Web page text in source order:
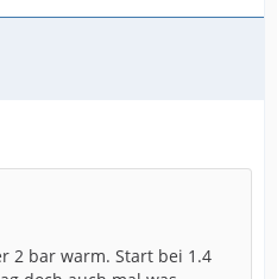
2 bar warm. Start bei 1.4